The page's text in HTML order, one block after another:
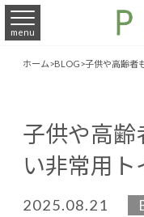
menu
ホーム>BLOG>子供や高齢者
子供や高齢
い非常用
2025.08.21